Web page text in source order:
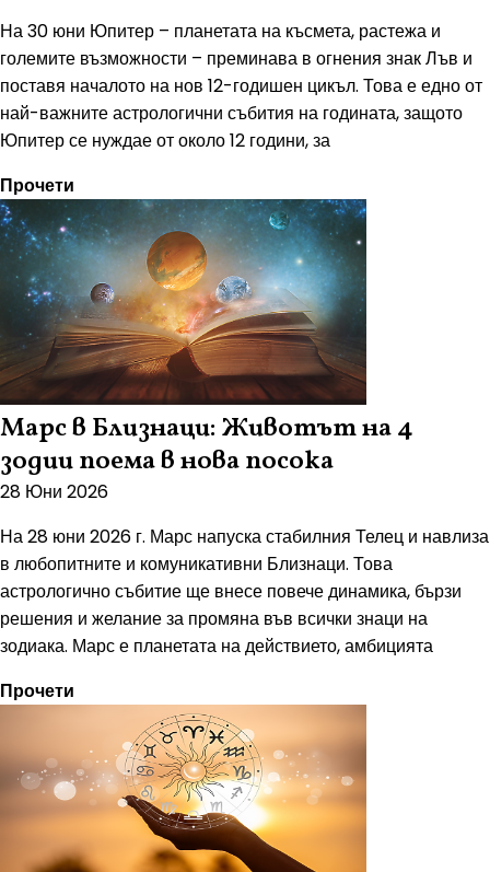
На 30 юни Юпитер – планетата на късмета, растежа и
големите възможности – преминава в огнения знак Лъв и
поставя началото на нов 12-годишен цикъл. Това е едно от
най-важните астрологични събития на годината, защото
Юпитер се нуждае от около 12 години, за
Прочети
Марс в Близнаци: Животът на 4
зодии поема в нова посока
28 Юни 2026
На 28 юни 2026 г. Марс напуска стабилния Телец и навлиза
в любопитните и комуникативни Близнаци. Това
астрологично събитие ще внесе повече динамика, бързи
решения и желание за промяна във всички знаци на
зодиака. Марс е планетата на действието, амбицията
Прочети